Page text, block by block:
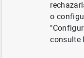
o
consulte